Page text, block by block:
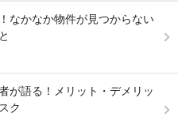
なかなか物件が見つからない
が語る！メリット・デメリッ
ク